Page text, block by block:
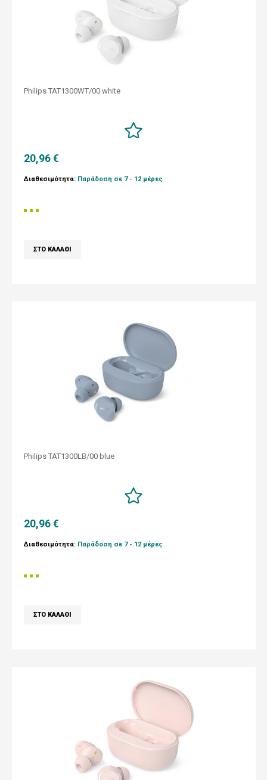
Philips TAT1300WT/00 white
20,96 €
Διαθεσιμότητα: Παράδοση σε 7 - 12 μέρες
Philips TAT1300LB/00 blue
20,96 €
Διαθεσιμότητα: Παράδοση σε 7 - 12 μέρες